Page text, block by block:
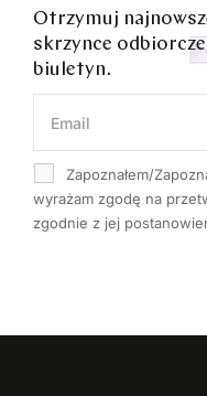
Otrzymuj
skrzynce
biuletyn.
Zapoznałem/
wyrażam zgodę na
zgodnie z jej